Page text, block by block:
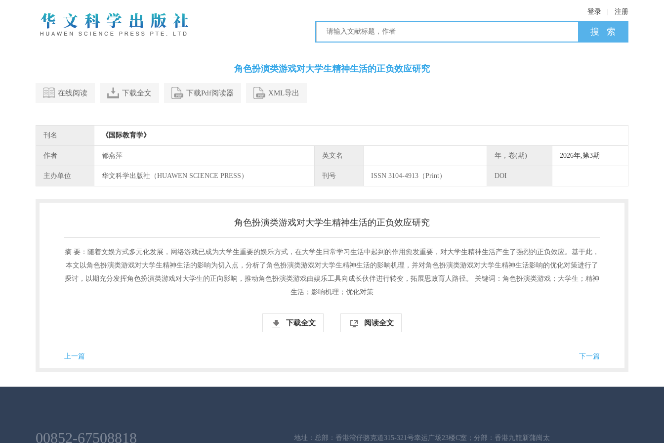
登录 注册
角色扮演类游戏对大学生精神生活的正负效应研究
在线阅读 下载全文 下载Pdf阅读器 XML导出
刊名 《国际教育学》
作者 都燕萍 英文名 年，卷(期) 2026年,第3期
主办单位 华文科学出版社（HUAWEN SCIENCE PRESS） 刊号 ISSN 3104-4913（Print） DOI
角色扮演类游戏对大学生精神生活的正负效应研究
摘 要：随着文娱方式多元化发展，网络游戏已成为大学生重要的娱乐方式，在大学生日常学习生活中起到的作用愈发重要，对大学生精神生活产生了强烈的正负效应。基于此，
本文以角色扮演类游戏对大学生精神生活的影响为切入点，分析了角色扮演类游戏对大学生精神生活的影响机理，并对角色扮演类游戏对大学生精神生活影响的优化对策进行了
探讨，以期充分发挥角色扮演类游戏对大学生的正向影响，推动角色扮演类游戏由娱乐工具向成长伙伴进行转变，拓展思政育人路径。 关键词：角色扮演类游戏；大学生；精神
生活；影响机理；优化对策
下载全文 阅读全文
上一篇 下一篇
00852-67508818 地址：总部：香港湾仔骆克道315-321号幸运广场23楼C室；分部：香港九龍新蒲崗太